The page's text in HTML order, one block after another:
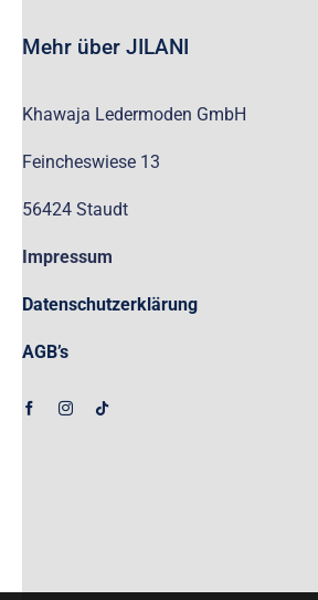
Mehr über JILANI
Khawaja Ledermoden GmbH
Feincheswiese 13
56424 Staudt
Impressum
Datenschutzerklärung
AGB’s